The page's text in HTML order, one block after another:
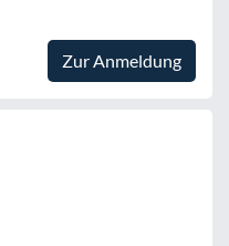
Zur Anmeldung